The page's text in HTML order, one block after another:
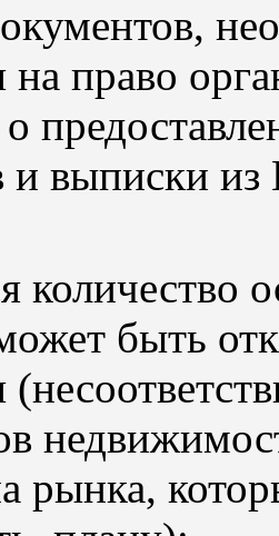
на право
и выписки
количество
быть
рынка,